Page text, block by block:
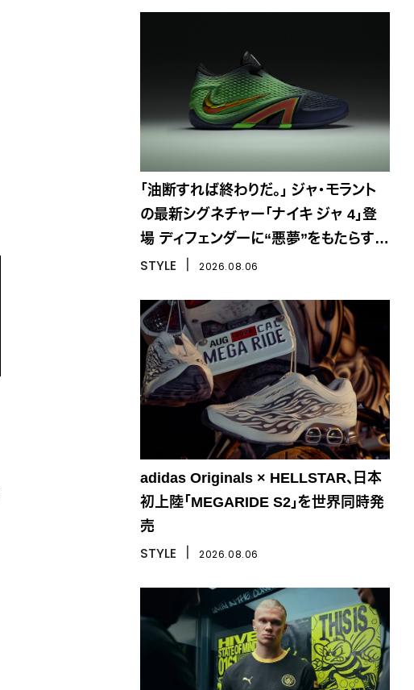
「油断すれば終わりだ。」 ジャ・モラント
の最新シグネチャー「ナイキ ジャ 4」登
場 ディフェンダーに“悪夢”をもたらす一
足
STYLE 2026.08.06
adidas Originals × HELLSTAR、日本
初上陸「MEGARIDE S2」を世界同時発
売
STYLE 2026.08.06